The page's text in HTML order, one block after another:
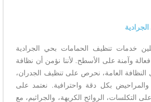
خدمات تنظيف الحمامات بحي الجرادية
وآمنة على الأسطح. لأننا نؤمن أن نظافة
العامة، نحرص على تنظيف الجدران،
والمراحيض بكل دقة واحترافية. نعتمد على
التكلسات، الروائح الكريهة، والجراثيم، مع